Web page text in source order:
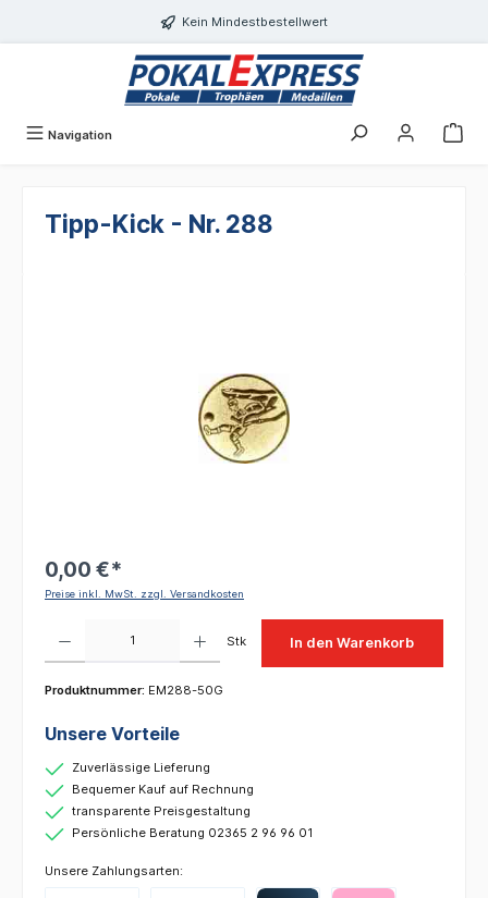
Kein Mindestbestellwert
Navigation
Tipp-Kick - Nr. 288
0,00 €*
Preise inkl. MwSt. zzgl. Versandkosten
Stk In den Warenkorb
Produktnummer: EM288-50G
Unsere Vorteile
Zuverlässige Lieferung
Bequemer Kauf auf Rechnung
transparente Preisgestaltung
Persönliche Beratung 02365 2 96 96 01
Unsere Zahlungsarten: